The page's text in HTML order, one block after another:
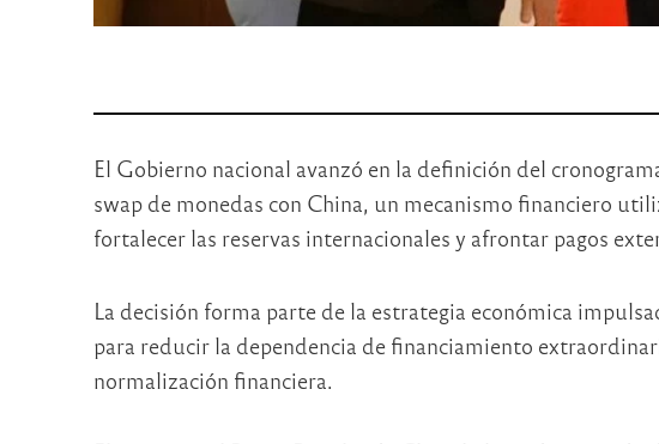
El Gobierno nacional avanzó en la definición del
swap de monedas con China, un mecanismo financiero
fortalecer las reservas internacionales y afrontar pagos
La decisión forma parte de la estrategia económica
para reducir la dependencia de financiamiento
normalización financiera.